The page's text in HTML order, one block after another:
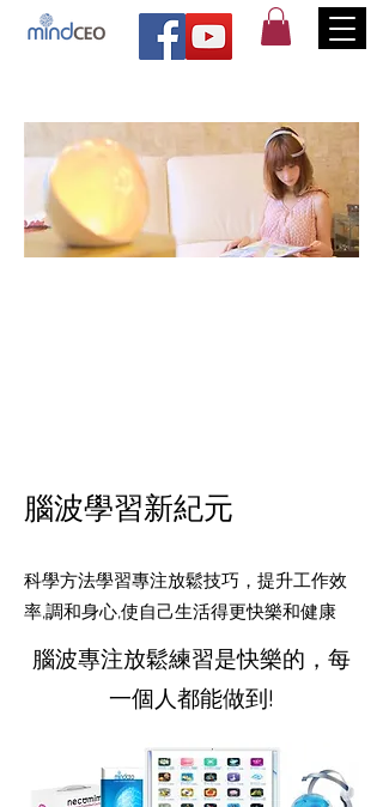
腦波學習新紀元
科學方法學習專注放鬆技巧，提升工作效
率,調和身心,使自己生活得更快樂和健康
腦波專注放鬆練習是快樂的，每
一個人都能做到!